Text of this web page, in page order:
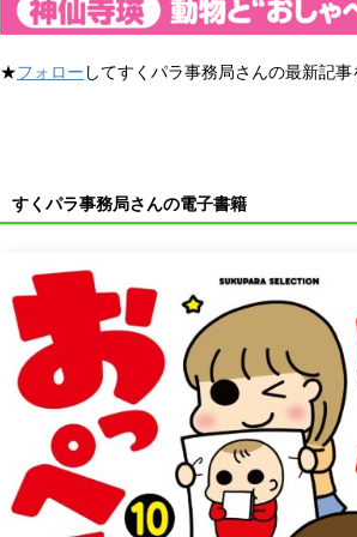
★フォロー してすくパラ事務局さんの最新記事
すくパラ事務局さんの電子書籍